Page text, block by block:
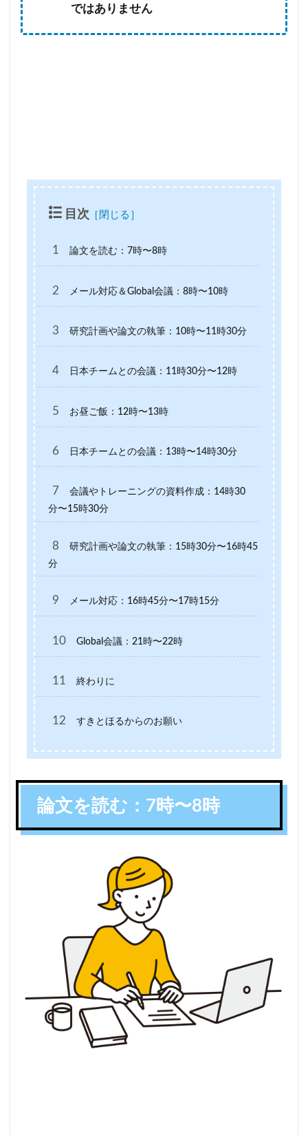
ではありません
目次
1 論文を読む：7時〜8時
2 メール対応＆Global会議：8時〜10時
3 研究計画や論文の執筆：10時〜11時30分
4 日本チームとの会議：11時30分〜12時
5 お昼ご飯：12時〜13時
6 日本チームとの会議：13時〜14時30分
7
会議やトレーニングの資料作成：14時30
分〜15時30分
8
研究計画や論文の執筆：15時30分〜16時45
分
9 メール対応：16時45分〜17時15分
10 Global会議：21時〜22時
11 終わりに
12 すきとほるからのお願い
論文を読む：7時〜8時